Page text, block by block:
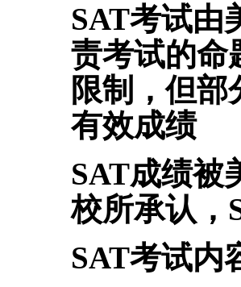
SAT考试由
责考试的命
限制，但
有效成绩
SAT成绩被
校所承认，
SAT考试内